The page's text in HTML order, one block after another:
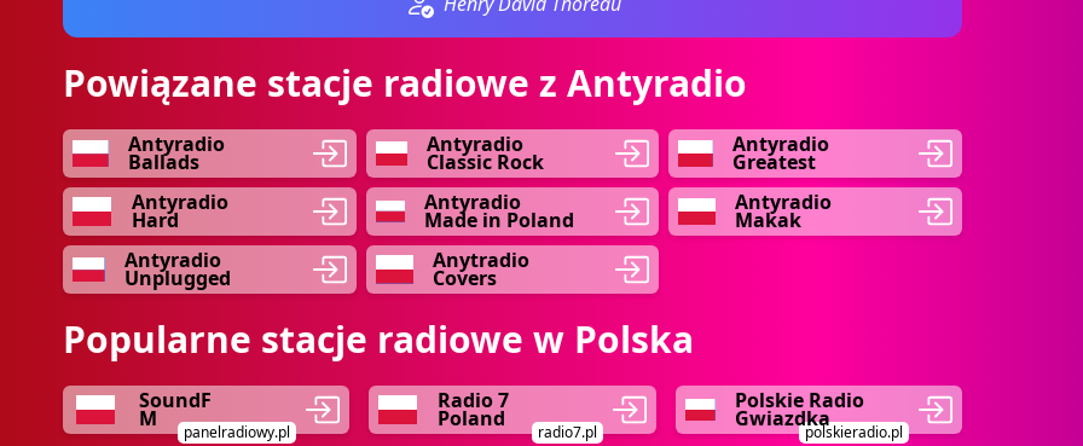
Powiązane stacje radiowe z Antyradio
Antyradio
Ballads
Antyradio
Classic Rock
Antyradio
Greatest
Antyradio
Hard
Antyradio
Made in Poland
Antyradio
Makak
Antyradio
Unplugged
Anytradio
Covers
Popularne stacje radiowe w Polska
SoundF
M
panelradiowy.pl
Radio 7
Poland
radio7.pl
Polskie Radio
Gwiazdka
polskieradio.pl